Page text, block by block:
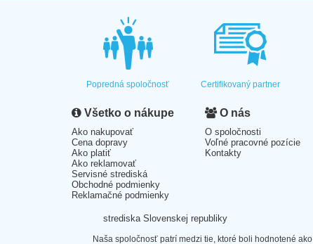
Popredná spoločnosť Certifikovaný partner
Všetko o nákupe
Ako nakupovať
Cena dopravy
Ako platiť
Ako reklamovať
Servisné strediská
Obchodné podmienky
Reklamačné podmienky
O nás
O spoločnosti
Voľné pracovné pozície
Kontakty
strediska Slovenskej republiky
Naša spoločnosť patrí medzi tie, ktoré boli hodnotené ako